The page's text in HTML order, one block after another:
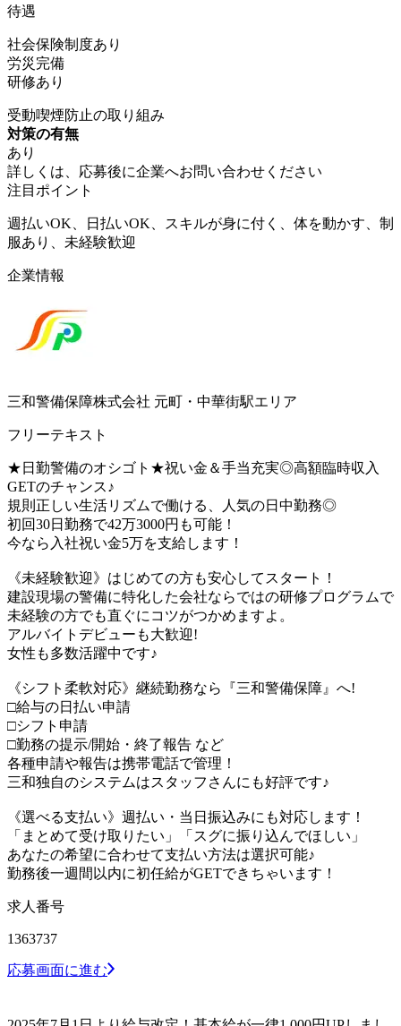
待遇
社会保険制度あり
労災完備
研修あり
受動喫煙防止の取り組み
対策の有無
あり
詳しくは、応募後に企業へお問い合わせください
注目ポイント
週払いOK、日払いOK、スキルが身に付く、体を動かす、制
服あり、未経験歓迎
企業情報
三和警備保障株式会社 元町・中華街駅エリア
フリーテキスト
★日勤警備のオシゴト★祝い金＆手当充実◎高額臨時収入
GETのチャンス♪
規則正しい生活リズムで働ける、人気の日中勤務◎
初回30日勤務で42万3000円も可能！
今なら入社祝い金5万を支給します！
《未経験歓迎》はじめての方も安心してスタート！
建設現場の警備に特化した会社ならではの研修プログラムで
未経験の方でも直ぐにコツがつかめますよ。
アルバイトデビューも大歓迎!
女性も多数活躍中です♪
《シフト柔軟対応》継続勤務なら『三和警備保障』へ!
□給与の日払い申請
□シフト申請
□勤務の提示/開始・終了報告 など
各種申請や報告は携帯電話で管理！
三和独自のシステムはスタッフさんにも好評です♪
《選べる支払い》週払い・当日振込みにも対応します！
「まとめて受け取りたい」「スグに振り込んでほしい」
あなたの希望に合わせて支払い方法は選択可能♪
勤務後一週間以内に初任給がGETできちゃいます！
求人番号
1363737
応募画面に進む